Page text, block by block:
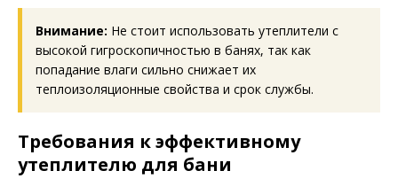
Внимание: Не стоит использовать утеплители с
высокой гигроскопичностью в банях, так как
попадание влаги сильно снижает их
теплоизоляционные свойства и срок службы.
Требования к эффективному
утеплителю для бани